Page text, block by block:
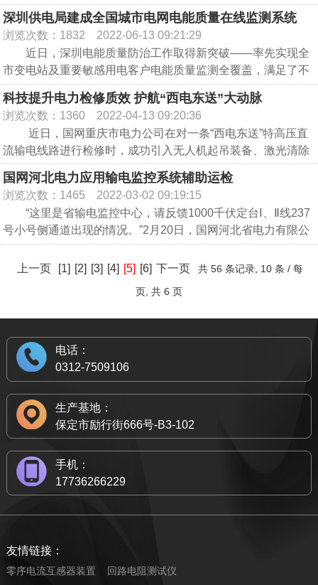
公布的常规单体风电和光伏发电项目共计20个，容量232
万千瓦。其中：风电项目3个、容量45万千瓦；光伏发电项目
17个、容量187万千瓦。
公布的风电项目应在2024年底前全容量并网发电，光伏项
目应在2024年6月底前全容量并网发电。
原文如下：
湖北省能源局关于公布2022年第二批纳入建设规模管理的
新能源发电项目名单的通知
各有关市、州、直管市发展改革委(能源局)，国网湖北省
电力公司：
根据《省能源局关于加快风电、光伏发电项目开发建设有
关工作的通知》(鄂能源新能〔2022〕25号)要求，有关发电企
项目，项目所在地市州县发改委(局)已审核，省电力公司已反
馈意见。现将具备建设条件的具体项目名单公布如下。
一、此次公布的7个风光火储新能源百万千瓦基地(二期)项
目共计15个，容量195万千瓦，其中：风电项目6个、容量88
万千瓦；光伏发电项目9个、容量107万千瓦。
二、此次公布的常规单体风电和光伏发电项目共计20个，
容量232万千瓦。其中：风电项目3个、容量45万千瓦；光伏发
电项目17个、容量187万千瓦。
三、此次公布的风电项目应在2024年底前全容量并网发
电，光伏项目应在2024年6月底前全容量并网发电。
的“虚拟电厂”却不同于常规的发电厂，见不到锅炉和烟囱，甚
至没有庞大的发电机，就可以参与电力系统，并且任何人都可
能是其中的一员。“您家屋顶上的光伏就可能是虚拟电厂的一分
子。可以说，虚拟电厂正是大众参与到电力行业和能源行业为
转型保供作出自身贡献的好机会。”全球能源互联网发展合作组
织运行局运行分析处处长冯利民指出。近日，全球能源互联网
发展合作组织举办了“中国虚拟电厂发展前景展望和商业模式分
析”活动，并发布《虚拟电厂技术和商业模式研究》报告。
据了解，所谓虚拟电厂，就是通过先进信息通信和监测控
制技术，实现海量分布式新能源、储能系统、可控负荷、电动
汽车等资源的聚合和协调优化，作为一个特殊电厂参与电力系
统运行和电力市场交易的电源协调管理系统，对外表现为一个
可控电源。
多位与会专家表示，在碳中和背景下，虚拟电厂已成为电
力供需平衡调整的重要手段。但当前我国虚拟电厂仍处于发展
初期阶段，还需政府、企业、用户等各方通力合作和共同努
将在电力系统各侧发挥重要作用
特定合同、补贴刺激等手段激励。发展形成明显规模市场效应
后，虚拟电厂就可以通过参与电力现货、辅助服务市场获利。
在整个行业发展成熟后，虚拟电厂系统就可以实现跨空间自主
调度。”
从参与方来看，总体上可分为发电侧、用电侧、电网企
业、监管机构及产业链五类。“总体而言，发电侧和用电侧的各
类资源被整合，表现为一个受控的、协调的、柔性的发电系统
呈现至电网公司，它们都是虚拟电厂的参与者。以发电侧举
例，一般有发电企业或工业园区投资，还有如应急电源、柴油
厂。”冯利民分析。
在电网侧其主要价值表现在服务电网稳定运行，包括提供电网
调峰能力、提供电网调频服务、提供负荷备用服务、提供电网
深圳供电局建成全国城市电网电能质量在线监测系统
浏览次数：1832 2022-06-13 09:21:29
近日，深圳电能质量防治工作取得新突破——率先实现全
市变电站及重要敏感用电客户电能质量监测全覆盖，满足了不
同层级用电客户电能质量差异化需求。
电能质量问题是一个国际性难题，其中，重要指标“电压暂
降”更有电力系统“不死的癌症”之称，即便在电网平稳运行下，
台风、雷电、外力破坏、用户设备故障等因素都可能产生瞬时
的电压波动。深圳有300余家电能质量敏感设备占比超65%的
重要敏感用电客户，大多分布于高新技术制造、人工智能、金
融等行业，一旦电压突然降至额定电压的10%—90%，哪怕只
持续10毫秒就恢复正常，也会影响生产经营。
为此，深圳供电局于近年完成全国的城市电网电能质量在
总量达2300余台，实时监测所有变电站及重要敏感客户的电能
质量状况。通过计量自动化智能电表等装置，该局还实现了全
质量客户工程师团队，主动为大客户提供“一对一”的上门检
测、诊断、治理方案等增值技术服务，并优化业扩环节电能质
量问题预控流程，向客户提出电能质量防治建议，从源头防治
电能质量问题。
据了解，深圳供电局一直保持适度超前的电能质量基础管
理布局。2013年建设了的电能质量综合技术支持与服务平台；
侧、客户侧电能质量治理“双示范”工程；2019年联合清华大学
等高校，建成国内“新型智慧城市高品质供电联合实验室”，并
通过CNAS(中国合格评定国家认可委员会)认证，具备向全国
开展电能质量检测和校准服务的技术能力。此外，该局持续做
防雷、防风改造，近年雷击故障下降70%以上。下一步，该局
将进一步健全电能质量管理及技术支撑体系，强化监测、提升
科技提升电力检修质效 护航“西电东送”大动脉
浏览次数：1360 2022-04-13 09:20:36
近日，国网重庆市电力公司在对一条“西电东送”特高压直
流输电线路进行检修时，成功引入无人机起吊装备、激光清除
空飘物、远程视频监控指挥装置等新技术、新装备进行辅助检
修，大大提升了检修质效，有力保障了这条电力大动脉的稳定
运行。
据悉，国网重庆市电力公司近日启动对±800千伏复奉线重
庆段检修工作。这条特高压直流输电线路起自四川复龙换流
分，线路在重庆辖区内全长286公里。本次检修过程中，国网
重庆市电力公司共计出动施工作业人员1080人次，车辆144辆
运行的能力，为电网迎峰度夏打下了坚实基础。
国网重庆市电力公司相关负责人表示，这次检修工作具有
停电时间短、点多面广、管控难度大等特点。为此，检修作业
中引入了无人机起吊装备、激光清除空飘物、远程视频监控指
平，减低人员作业风险和作业时长，提升了检修工作质效。
3日，在重庆市武隆区车盘山检修现场，一架无人机带着
近5公斤重的工具缓缓升空，克服风力摆动，准确将工具送到
塔上人员手中。“有了无人机起吊后，大家再也不用带着几十斤
重的工具，走几公里山路，爬几十米高的铁塔了。”操作人员
说。
平日里，这些“眼睛”能看清线路通道内机械施工、山火烟雾。
检修作业时，这些“眼睛”又充当了现场监护人的“帮手”，实时监
控着高空作业人员的并提供远程指挥决策，使得检修工作质效
国网河北电力应用输电监控系统辅助运检
浏览次数：1465 2022-03-02 09:19:15
“这里是省输电监控中心，请反馈1000千伏定台Ⅰ、Ⅱ线237
号小号侧通道出现的情况。”2月20日，国网河北省电力有限公
司输电监控中心值班员郑雄伟从无人机传回的实时视频中发现
现场输电通道有高空异物隐患，立刻向巡检人员获取隐患信息
2021年11月份，国网河北电力被选为国家电网有限公司首
队，同步推进场地基建、硬件配套、系统调试、人员培训等工
作，历时25天完成了输电监控中心全部建设任务。
国网河北电力输电监控中心实现了巡检无人机、监控系
统、移动终端的5G通信互联以及预警、指挥等数据的实时互
通。该中心的巡检无人机搭载图像识别算法，可扫描辨识传报
线路外力破坏、异物、树障、火情等10类隐患信息；运用云端
算法归类汇总上千条线路的巡检参数，实现巡检到位率、装置
接入和在线率、缺陷隐患消除率实时统计，并通过通报线路巡
检过程、质量、数据质检等信息的方式，为工作人员提供辅助
北南部电网220千伏及以上输电线路。（俱辉才 郑雄伟 齐锦
涛）
上一页 [1] [2] [3] [4] [5] [6] 下一页 共 56 条记录, 10 条 / 每
页, 共 6 页
电话：
0312-7509106
生产基地：
保定市励行街666号-B3-102
手机：
17736266229
友情链接：
零序电流互感器装置 回路电阻测试仪